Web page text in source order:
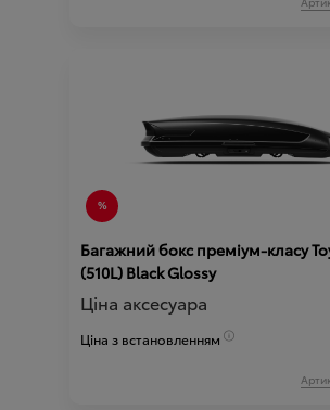
Багажний бокс преміум-класу Toyota XL
(510L) Black Glossy
Ціна аксесуара
Ціна з встановленням